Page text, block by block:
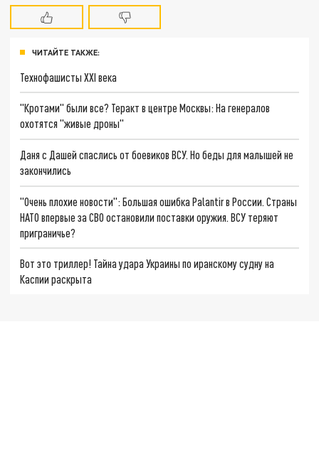
ЧИТАЙТЕ ТАКЖЕ:
Технофашисты XXI века
"Кротами" были все? Теракт в центре Москвы: На генералов
охотятся "живые дроны"
Даня с Дашей спаслись от боевиков ВСУ. Но беды для малышей не
закончились
"Очень плохие новости": Большая ошибка Palantir в России. Страны
НАТО впервые за СВО остановили поставки оружия. ВСУ теряют
приграничье?
Вот это триллер! Тайна удара Украины по иранскому судну на
Каспии раскрыта